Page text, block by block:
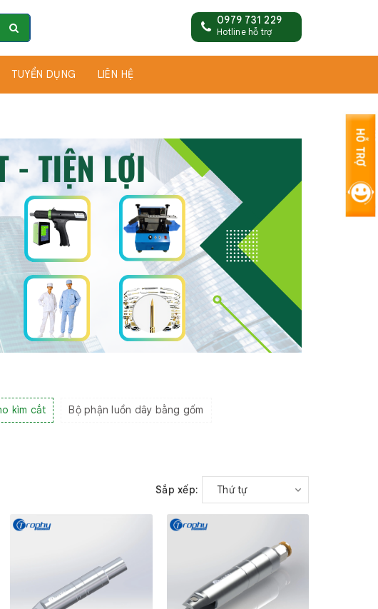
0979 731 229
Hotline hỗ trợ
TUYỂN DỤNG LIÊN HỆ
kìm cắt Bộ phận luồn dây bằng gốm
Sắp xếp: Thứ tự